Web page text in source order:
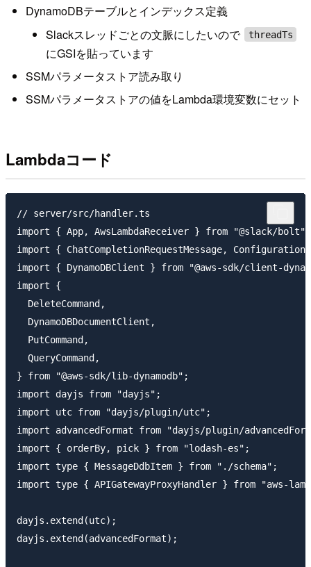
DynamoDBテーブルとインデックス定義
Slackスレッドごとの文脈にしたいので
threadTs
にGSIを貼っています
SSMパラメータストア読み取り
SSMパラメータストアの値をLambda環境変数にセット
Lambdaコード
// server/src/handler.ts
import { App, AwsLambdaReceiver } from "@slack/bolt";
import { ChatCompletionRequestMessage,
import { DynamoDBClient } from "@aws-sdk/client-
import {
  DeleteCommand,
  DynamoDBDocumentClient,
  PutCommand,
  QueryCommand,
} from "@aws-sdk/lib-dynamodb";
import dayjs from "dayjs";
import utc from "dayjs/plugin/utc";
import advancedFormat from "dayjs/plugin/
import { orderBy, pick } from "lodash-es";
import type { MessageDdbItem } from "./schema";
import type { APIGatewayProxyHandler } from "aws-
dayjs.extend(utc);
dayjs.extend(advancedFormat);